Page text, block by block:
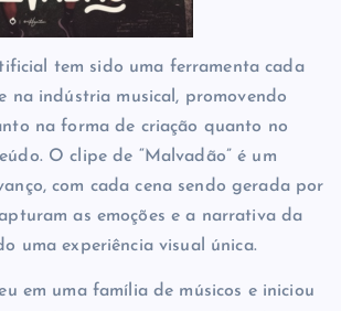
tem sido uma ferramenta cada
na indústria musical, promovendo
na forma de criação quanto no
O clipe de “Malvadão” é um
com cada cena sendo gerada por
as emoções e a narrativa da
uma experiência visual única.
em uma família de músicos e iniciou